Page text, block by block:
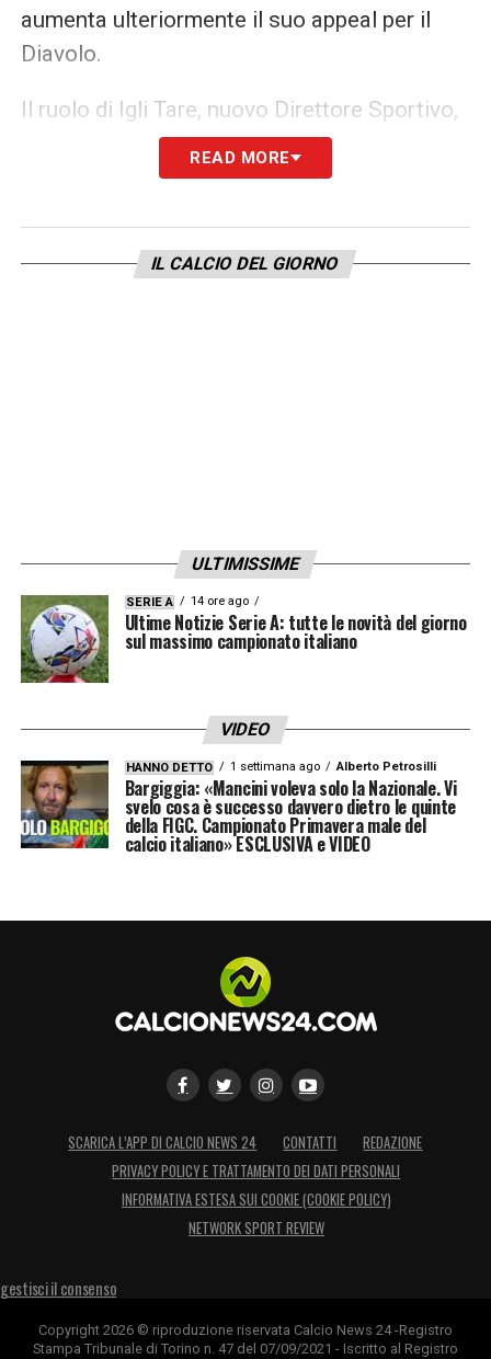
aumenta ulteriormente il suo appeal per il
Diavolo.
Il ruolo di Igli Tare, nuovo Direttore Sportivo,
è centrale in questa operazione: la dirigenza
rossonera cerca un profilo solido, con
rapidamente in un gruppo competitivo e
ambizioso come quello del Milan. Le
il calciomercato invernale. La combinazione
di affidabilità, duttilità e rendimento costante
in campionati competitivi lo pone al centro
degli obiettivi del Milan, pronto a intervenire
affrontare la seconda parte della stagione
con maggiore sicurezza e solidità.
L’operazione resta attentamente monitorata
e potrebbe concretizzarsi nei prossimi mesi,
LA PLAYLIST DELLE NOSTRE TOP NEWS
READ MORE
IL CALCIO DEL GIORNO
ULTIMISSIME
SERIE A 14 ore ago
Ultime Notizie Serie A: tutte le novità del giorno
sul massimo campionato italiano
VIDEO
HANNO DETTO 1 settimana ago Alberto Petrosilli
Bargiggia: «Mancini voleva solo la Nazionale. Vi
svelo cosa è successo davvero dietro le quinte
della FIGC. Campionato Primavera male del
calcio italiano» ESCLUSIVA e VIDEO
SCARICA L’APP DI CALCIO NEWS 24 CONTATTI
REDAZIONE
PRIVACY POLICY E TRATTAMENTO DEI DATI PERSONALI
INFORMATIVA ESTESA SUI COOKIE (COOKIE POLICY)
NETWORK SPORT REVIEW
gestisci il consenso
Copyright 2026 © riproduzione riservata Calcio News 24 -Registro
Stampa Tribunale di Torino n. 47 del 07/09/2021 - Iscritto al Registro